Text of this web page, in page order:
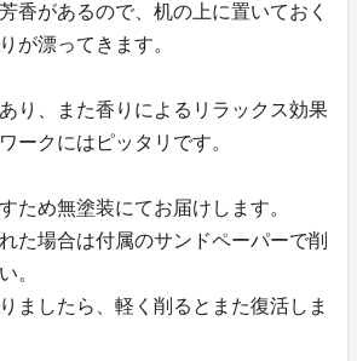
香があるので、机の上に置いておく
が漂ってきます。
り、また香りによるリラックス効果
ークにはピッタリです。
ため無塗装にてお届けします。
た場合は付属のサンドペーパーで削
。
ましたら、軽く削るとまた復活しま